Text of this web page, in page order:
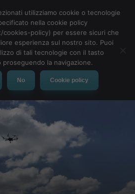
MENU
utilizziamo cookie o tecnologie
nella cookie policy
policy) per essere sicuri che
esperienza sul nostro sito. Puoi
di tali tecnologie con il tasto
proseguendo la navigazione.
No Cookie policy